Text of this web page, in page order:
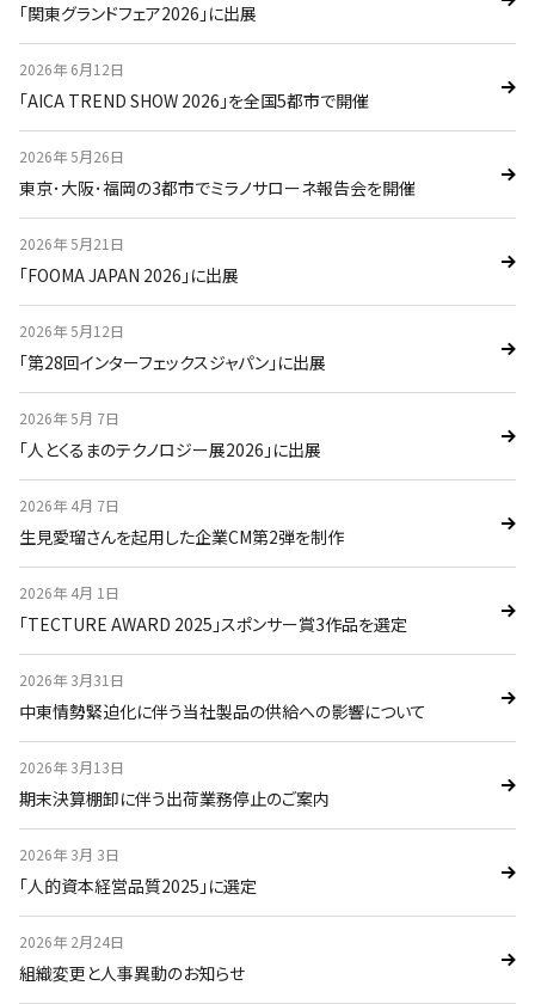
｢関東グランドフェア2026｣に出展
2026年 6月12日
｢AICA TREND SHOW 2026｣を全国5都市で開催
2026年 5月26日
東京･大阪･福岡の3都市でミラノサローネ報告会を開催
2026年 5月21日
｢FOOMA JAPAN 2026｣に出展
2026年 5月12日
｢第28回インターフェックスジャパン｣に出展
2026年 5月 7日
｢人とくるまのテクノロジー展2026｣に出展
2026年 4月 7日
生見愛瑠さんを起用した企業CM第2弾を制作
2026年 4月 1日
｢TECTURE AWARD 2025｣スポンサー賞3作品を選定
2026年 3月31日
中東情勢緊迫化に伴う当社製品の供給への影響について
2026年 3月13日
期末決算棚卸に伴う出荷業務停止のご案内
2026年 3月 3日
｢人的資本経営品質2025｣に選定
2026年 2月24日
組織変更と人事異動のお知らせ